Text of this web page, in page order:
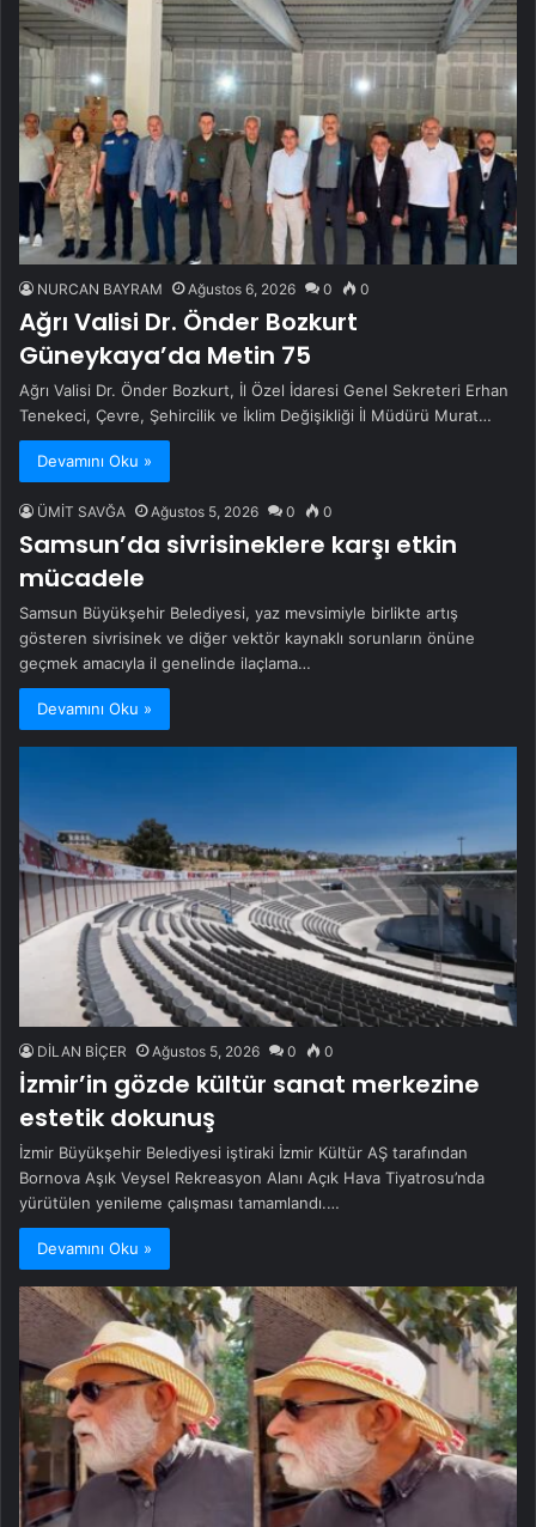
NURCAN BAYRAM Ağustos 6, 2026 0 0
Ağrı Valisi Dr. Önder Bozkurt
Güneykaya’da Metin 75
Ağrı Valisi Dr. Önder Bozkurt, İl Özel İdaresi Genel Sekreteri Erhan
Tenekeci, Çevre, Şehircilik ve İklim Değişikliği İl Müdürü Murat…
Devamını Oku »
ÜMİT SAVĞA Ağustos 5, 2026 0 0
Samsun’da sivrisineklere karşı etkin
mücadele
Samsun Büyükşehir Belediyesi, yaz mevsimiyle birlikte artış
gösteren sivrisinek ve diğer vektör kaynaklı sorunların önüne
geçmek amacıyla il genelinde ilaçlama…
Devamını Oku »
DİLAN BİÇER Ağustos 5, 2026 0 0
İzmir’in gözde kültür sanat merkezine
estetik dokunuş
İzmir Büyükşehir Belediyesi iştiraki İzmir Kültür AŞ tarafından
Bornova Aşık Veysel Rekreasyon Alanı Açık Hava Tiyatrosu’nda
yürütülen yenileme çalışması tamamlandı.…
Devamını Oku »